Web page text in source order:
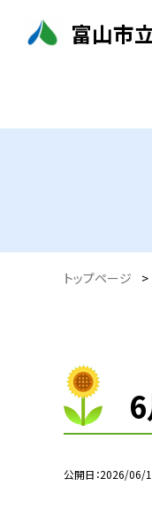
富山市
トップページ >
公開日 2026/06/